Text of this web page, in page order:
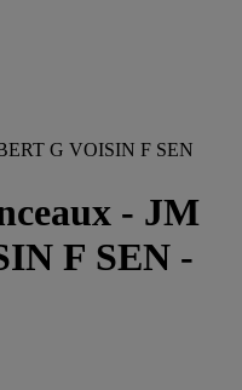
G VOISIN F SEN
- JM
F SEN -